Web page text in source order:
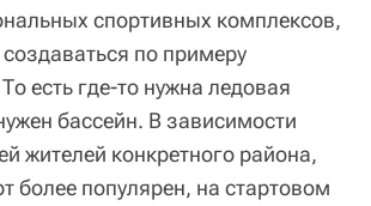
спортивных комплексов,
создаваться по примеру
есть где-то нужна ледовая
бассейн. В зависимости
жителей конкретного района,
более популярен, на стартовом